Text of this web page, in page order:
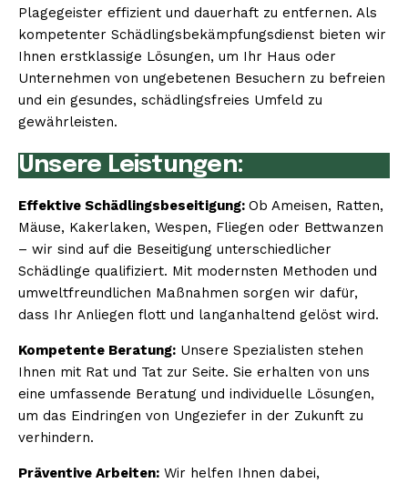
Plagegeister effizient und dauerhaft zu entfernen. Als
kompetenter Schädlingsbekämpfungsdienst bieten wir
Ihnen erstklassige Lösungen, um Ihr Haus oder
Unternehmen von ungebetenen Besuchern zu befreien
und ein gesundes, schädlingsfreies Umfeld zu
gewährleisten.
Unsere Leistungen:
Effektive Schädlingsbeseitigung: Ob Ameisen, Ratten,
Mäuse, Kakerlaken, Wespen, Fliegen oder Bettwanzen
– wir sind auf die Beseitigung unterschiedlicher
Schädlinge qualifiziert. Mit modernsten Methoden und
umweltfreundlichen Maßnahmen sorgen wir dafür,
dass Ihr Anliegen flott und langanhaltend gelöst wird.
Kompetente Beratung: Unsere Spezialisten stehen
Ihnen mit Rat und Tat zur Seite. Sie erhalten von uns
eine umfassende Beratung und individuelle Lösungen,
um das Eindringen von Ungeziefer in der Zukunft zu
verhindern.
Präventive Arbeiten: Wir helfen Ihnen dabei,